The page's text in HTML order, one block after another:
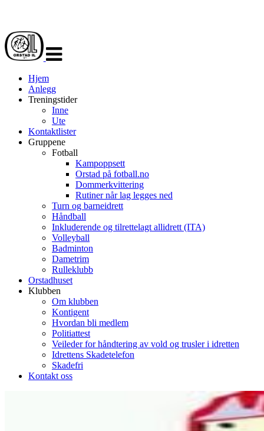
navigasjon
Hjem
Anlegg
Treningstider
Inne
Ute
Kontaktlister
Gruppene
Fotball
Kampoppsett
Orstad på fotball.no
Dommerkvittering
Rutiner når lag legges ned
Turn og barneidrett
Håndball
Inkluderende og tilrettelagt allidrett (ITA)
Volleyball
Badminton
Dametrim
Rulleklubb
Orstadhuset
Klubben
Om klubben
Kontigent
Hvordan bli medlem
Politiattest
Veileder for håndtering av vold og trusler i idretten
Idrettens Skadetelefon
Skadefri
Kontakt oss